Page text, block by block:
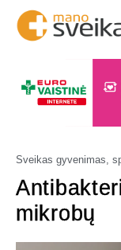
Sveikas gyvenimas,
mikrobų